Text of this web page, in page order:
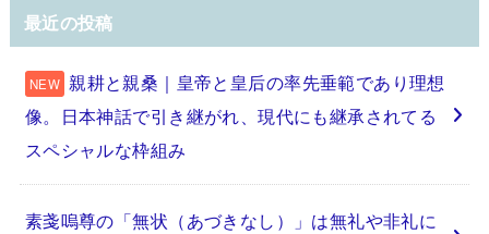
最近の投稿
親耕と親桑｜皇帝と皇后の率先垂範であり理想
像。日本神話で引き継がれ、現代にも継承されてる
スペシャルな枠組み
素戔嗚尊の「無状（あづきなし）」は無礼や非礼に